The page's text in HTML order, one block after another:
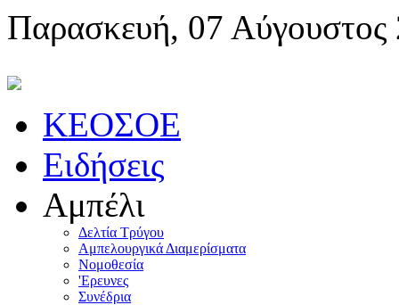
Παρασκευή, 07 Αύγουστος
KEOΣOE
Ειδήσεις
Αμπέλι
Δελτία Τρύγου
Αμπελουργικά Διαμερίσματα
Nομοθεσία
'Eρευνες
Συνέδρια